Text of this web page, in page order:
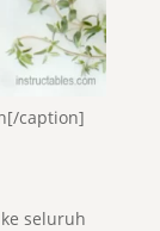
caption]
seluruh